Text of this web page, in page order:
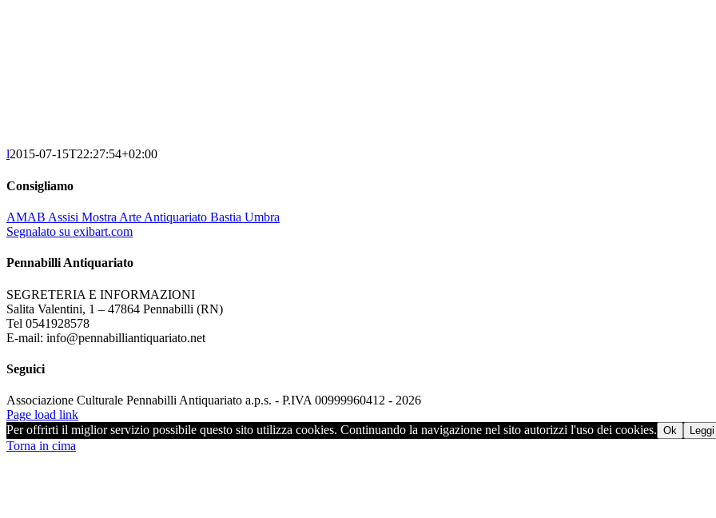
l2015-07-15T22:27:54+02:00
Consigliamo
AMAB Assisi Mostra Arte Antiquariato Bastia Umbra
Segnalato su exibart.com
Pennabilli Antiquariato
SEGRETERIA E INFORMAZIONI
Salita Valentini, 1 – 47864 Pennabilli (RN)
Tel 0541928578
E-mail: info@pennabilliantiquariato.net
Seguici
Associazione Culturale Pennabilli Antiquariato a.p.s. - P.IVA 00999960412 - 2026
Page load link
Per offrirti il miglior servizio possibile questo sito utilizza cookies. Continuando la navigazione nel sito autorizzi l'uso dei cookies. Ok
Torna in cima